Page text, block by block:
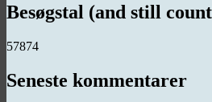
Besøgstal (and still
57874
Seneste kommentarer